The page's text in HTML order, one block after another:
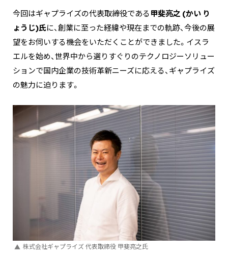
今回はギャプライズの代表取締役である 甲斐亮之 (かい り
ょうじ)氏に、創業に至った経緯や現在までの軌跡、今後の展
望をお伺いする機会をいただくことができました。イスラ
エルを始め、世界中から選りすぐりのテクノロジーソリュー
ションで国内企業の技術革新ニーズに応える、ギャプライズ
の魅力に迫ります。
株式会社ギャプライズ 代表取締役 甲斐亮之氏